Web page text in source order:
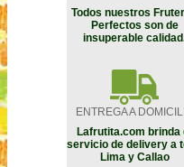
Todos nuestros
Perfectos son de
insuperable
ENTREGA A
Lafrutita.com brinda
servicio de delivery a
Lima y Callao